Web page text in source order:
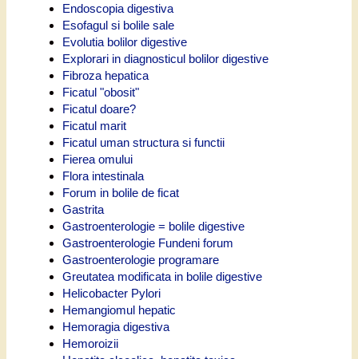
Endoscopia digestiva
Esofagul si bolile sale
Evolutia bolilor digestive
Explorari in diagnosticul bolilor digestive
Fibroza hepatica
Ficatul "obosit"
Ficatul doare?
Ficatul marit
Ficatul uman structura si functii
Fierea omului
Flora intestinala
Forum in bolile de ficat
Gastrita
Gastroenterologie = bolile digestive
Gastroenterologie Fundeni forum
Gastroenterologie programare
Greutatea modificata in bolile digestive
Helicobacter Pylori
Hemangiomul hepatic
Hemoragia digestiva
Hemoroizii